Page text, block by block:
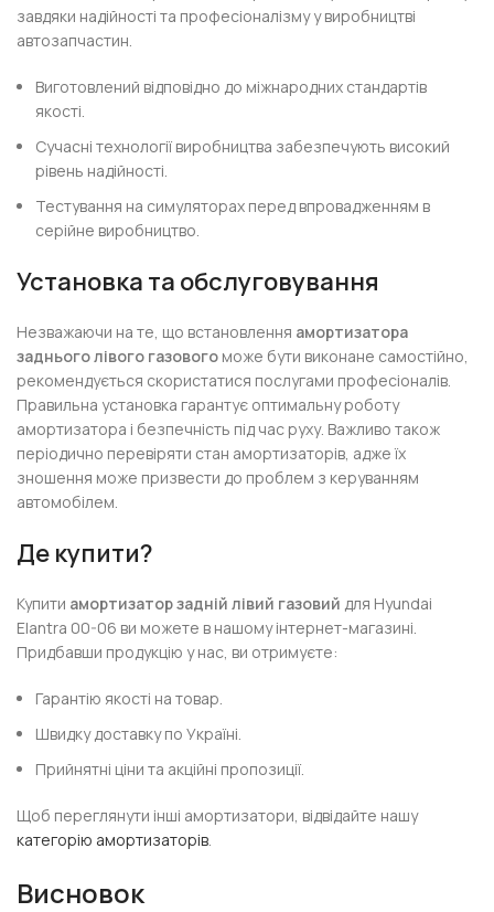
завдяки надійності та професіоналізму у виробництві
автозапчастин.
Виготовлений відповідно до міжнародних стандартів
якості.
Сучасні технології виробництва забезпечують високий
рівень надійності.
Тестування на симуляторах перед впровадженням в
серійне виробництво.
Установка та обслуговування
Незважаючи на те, що встановлення амортизатора
заднього лівого газового може бути виконане самостійно,
рекомендується скористатися послугами професіоналів.
Правильна установка гарантує оптимальну роботу
амортизатора і безпечність під час руху. Важливо також
періодично перевіряти стан амортизаторів, адже їх
зношення може призвести до проблем з керуванням
автомобілем.
Де купити?
Купити амортизатор задній лівий газовий для Hyundai
Elantra 00-06 ви можете в нашому інтернет-магазині.
Придбавши продукцію у нас, ви отримуєте:
Гарантію якості на товар.
Швидку доставку по Україні.
Прийнятні ціни та акційні пропозиції.
Щоб переглянути інші амортизатори, відвідайте нашу
категорію амортизаторів.
Висновок